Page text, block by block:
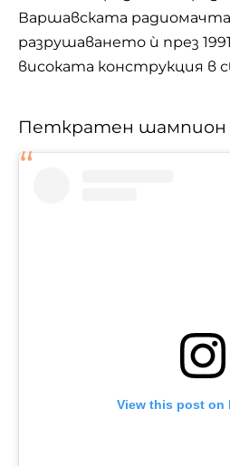
Варшавската
разрушаването ѝ през
високата конструкция в
Петкратен шампион
View this post on